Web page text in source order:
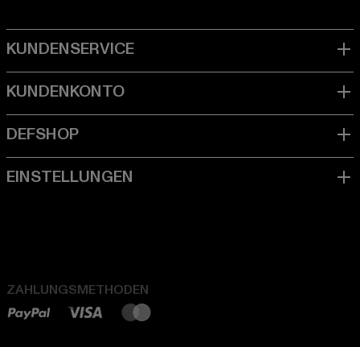
ZAHLUNGSMETHODEN